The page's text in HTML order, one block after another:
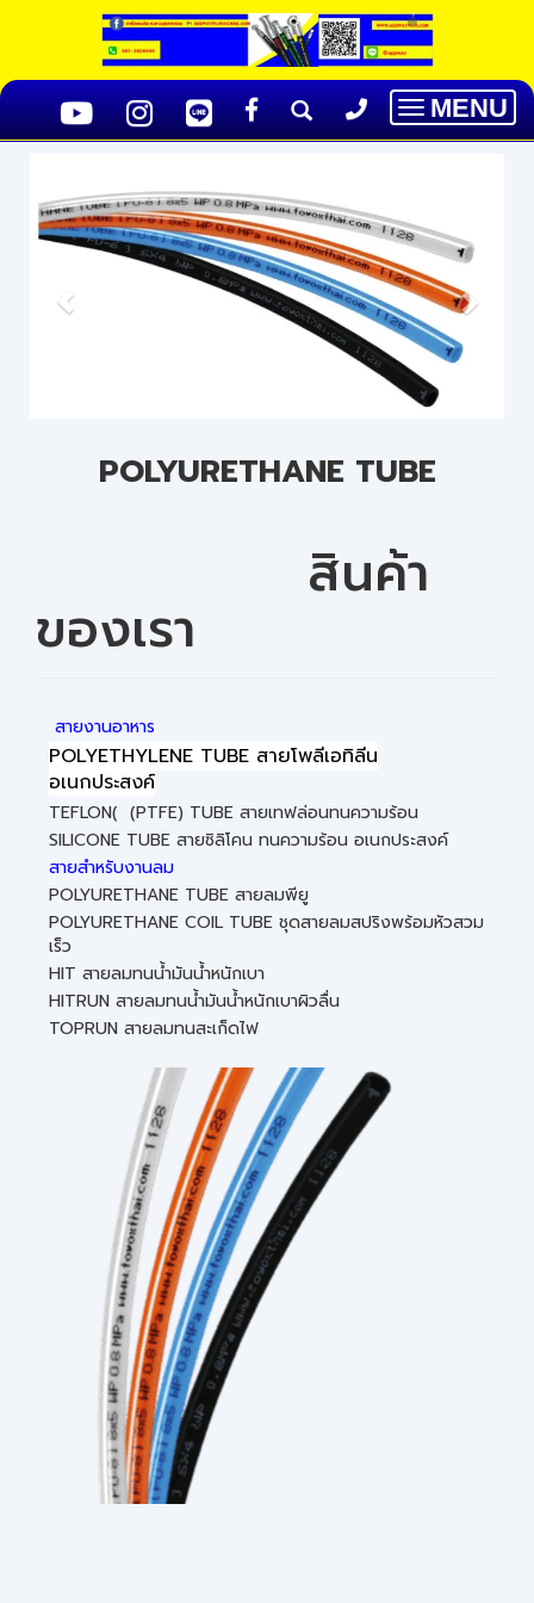
Toggle
MENU
POLYURETHANE TUBE
สินค้า
ของเรา
สายงานอาหาร
POLYETHYLENE TUBE สายโพลีเอทิลีน
อเนกประสงค์
TEFLON( (PTFE) TUBE สายเทฟล่อนทนความร้อน
SILICONE TUBE สายซิลิโคน ทนความร้อน อเนกประสงค์
สายสำหรับงานลม
POLYURETHANE TUBE สายลมพียู
POLYURETHANE COIL TUBE ชุดสายลมสปริงพร้อมหัวสวม
เร็ว
HIT สายลมทนน้ำมันน้ำหนักเบา
HITRUN สายลมทนน้ำมันน้ำหนักเบาผิวลื่น
TOPRUN สายลมทนสะเก็ดไฟ